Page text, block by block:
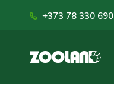
+373 78 330 690